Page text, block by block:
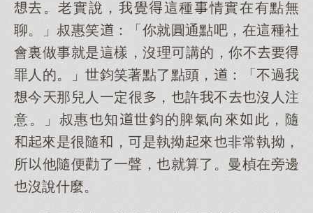
。老實說，我覺這種情實在有點無
聊。」叔惠笑：「你就圓通點吧，在這種社
會裏做就是這樣，沒理講的，你不
罪人的。」世鈞笑著點了點頭，：「不過我
今那兒人一定很，許我不沒人注
意。」叔惠知世鈞的脾氣向來此，隨
來是很隨，是執拗來非常執拗，
所他隨便勸了一聲，就算了。曼楨在旁邊
沒說什麼。